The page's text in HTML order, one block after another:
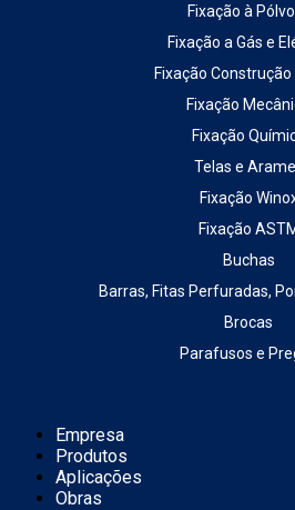
Fixação à
Fixação a Gás e
Fixação Construção
Fixação
Fixação
Telas e
Fixação
Fixação
Buchas
Barras, Fitas Perfuradas,
Brocas
Parafusos e
Empresa
Produtos
Aplicações
Obras